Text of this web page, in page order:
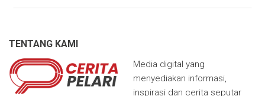
TENTANG KAMI
Media digital yang
menyediakan informasi,
inspirasi dan cerita seputar